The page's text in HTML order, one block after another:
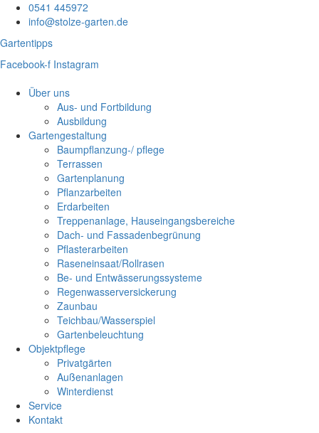
0541 445972
info@stolze-garten.de
Gartentipps
Facebook-f Instagram
Über uns
Aus- und Fortbildung
Ausbildung
Gartengestaltung
Baumpflanzung-/ pflege
Terrassen
Gartenplanung
Pflanzarbeiten
Erdarbeiten
Treppenanlage, Hauseingangsbereiche
Dach- und Fassadenbegrünung
Pflasterarbeiten
Raseneinsaat/Rollrasen
Be- und Entwässerungssysteme
Regenwasserversickerung
Zaunbau
Teichbau/Wasserspiel
Gartenbeleuchtung
Objektpflege
Privatgärten
Außenanlagen
Winterdienst
Service
Kontakt